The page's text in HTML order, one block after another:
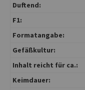
Duftend:
F1:
Formatangabe:
Gefäßkultur:
Inhalt reicht für ca.:
Keimdauer: